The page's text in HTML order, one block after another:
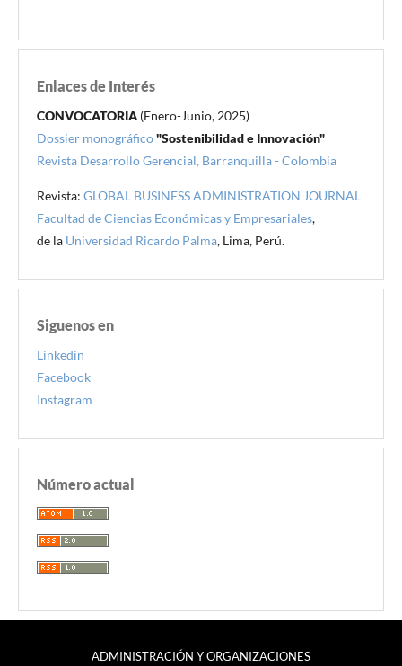
Enlaces de Interés
CONVOCATORIA (Enero-Junio, 2025)
Dossier monográfico"Sostenibilidad e Innovación"
Revista Desarrollo Gerencial, Barranquilla - Colombia
Revista: GLOBAL BUSINESS ADMINISTRATION JOURNAL
Facultad de Ciencias Económicas y Empresariales,
de la Universidad Ricardo Palma, Lima, Perú.
Siguenos en
Linkedin
Facebook
Instagram
Número actual
ADMINISTRACIÓN Y ORGANIZACIONES